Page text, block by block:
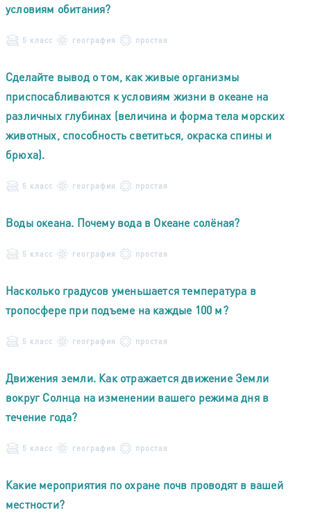
условиям обитания?
5 класс география простая
Сделайте вывод о том, как живые организмы
приспосабливаются к условиям жизни в океане на
различных глубинах (величина и форма тела морских
животных, способность светиться, окраска спины и
брюха).
5 класс география простая
Воды океана. Почему вода в Океане солёная?
5 класс география простая
Насколько градусов уменьшается температура в
тропосфере при подъеме на каждые 100 м?
5 класс география простая
Движения земли. Как отражается движение Земли
вокруг Солнца на изменении вашего режима дня в
течение года?
5 класс география простая
Какие мероприятия по охране почв проводят в вашей
местности?